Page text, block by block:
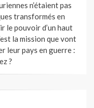
n’étaient pas
transformés en
le pouvoir d’un haut
la mission que vont
leur pays en guerre :
?